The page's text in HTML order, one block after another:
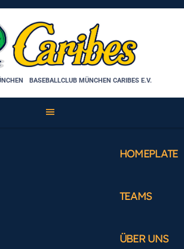
BASEBALLCLUB MÜNCHEN CARIBES E.V.
HOMEPLATE
TEAMS
ÜBER UNS